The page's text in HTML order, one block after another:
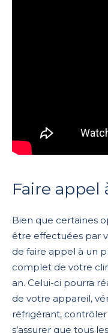
Faire appel
Bien que certaines
être effectuées par
de faire appel à un
complet de votre
an. Celui-ci pourra
de votre appareil,
réfrigérant,
s’assurer que tous